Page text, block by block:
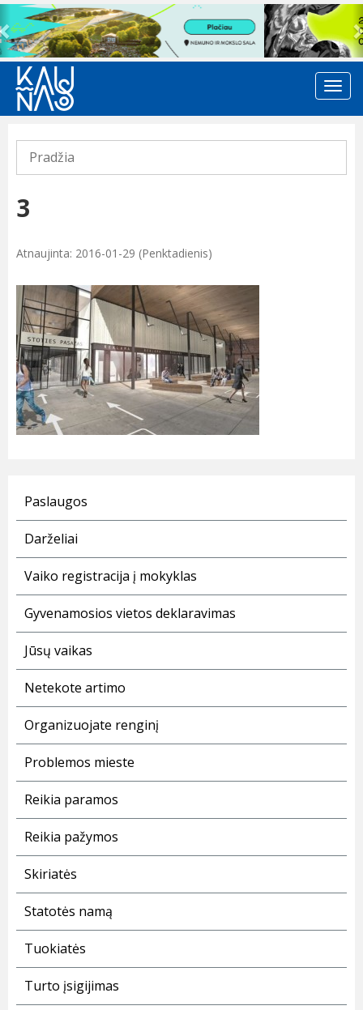
Previous
Pradžia
3
Atnaujinta: 2016-01-29 (Penktadienis)
Paslaugos
Darželiai
Vaiko registracija į mokyklas
Gyvenamosios vietos deklaravimas
Jūsų vaikas
Netekote artimo
Organizuojate renginį
Problemos mieste
Reikia paramos
Reikia pažymos
Skiriatės
Statotės namą
Tuokiatės
Turto įsigijimas